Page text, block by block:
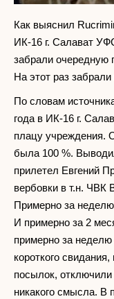
Как выяснил
ИК-16 г. Салават
забрали очередную
На этот раз
По словам
года в ИК-16 г.
плацу учреждения.
была 100 %.
прилетел Евгений
вербовки в т.н. ЧВК
Примерно за
И примерно за 2
примерно за
короткого
посылок,
никакого смысла. В